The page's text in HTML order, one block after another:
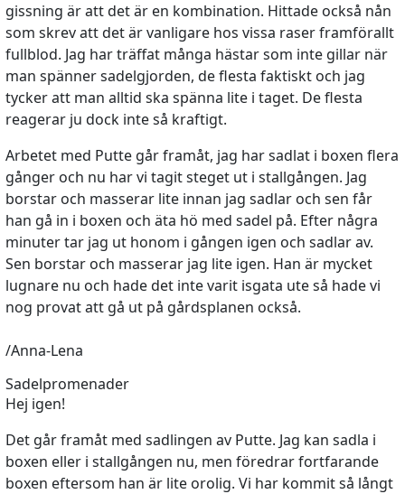
gissning är att det är en kombination. Hittade också nån
som skrev att det är vanligare hos vissa raser framförallt
fullblod. Jag har träffat många hästar som inte gillar när
man spänner sadelgjorden, de flesta faktiskt och jag
tycker att man alltid ska spänna lite i taget. De flesta
reagerar ju dock inte så kraftigt.
Arbetet med Putte går framåt, jag har sadlat i boxen flera
gånger och nu har vi tagit steget ut i stallgången. Jag
borstar och masserar lite innan jag sadlar och sen får
han gå in i boxen och äta hö med sadel på. Efter några
minuter tar jag ut honom i gången igen och sadlar av.
Sen borstar och masserar jag lite igen. Han är mycket
lugnare nu och hade det inte varit isgata ute så hade vi
nog provat att gå ut på gårdsplanen också.
/Anna-Lena
Sadelpromenader
Hej igen!
Det går framåt med sadlingen av Putte. Jag kan sadla i
boxen eller i stallgången nu, men föredrar fortfarande
boxen eftersom han är lite orolig. Vi har kommit så långt